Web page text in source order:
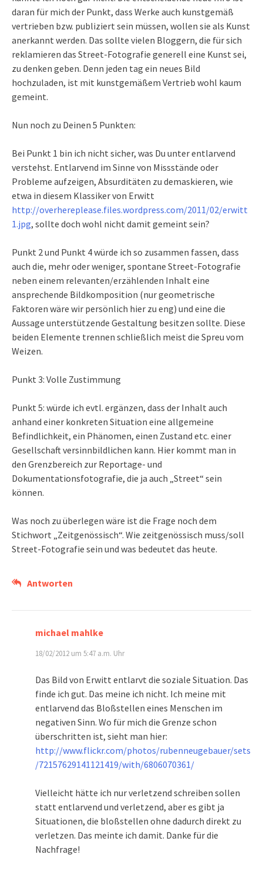
daran für mich der Punkt, dass Werke auch kunstgemäß
vertrieben bzw. publiziert sein müssen, wollen sie als Kunst
anerkannt werden. Das sollte vielen Bloggern, die für sich
reklamieren das Street-Fotografie generell eine Kunst sei,
zu denken geben. Denn jeden tag ein neues Bild
hochzuladen, ist mit kunstgemäßem Vertrieb wohl kaum
gemeint.
Nun noch zu Deinen 5 Punkten:
Bei Punkt 1 bin ich nicht sicher, was Du unter entlarvend
verstehst. Entlarvend im Sinne von Missstände oder
Probleme aufzeigen, Absurditäten zu demaskieren, wie
etwa in diesem Klassiker von Erwitt
http://overhereplease.files.wordpress.com/2011/02/erwitt
1.jpg, sollte doch wohl nicht damit gemeint sein?
Punkt 2 und Punkt 4 würde ich so zusammen fassen, dass
auch die, mehr oder weniger, spontane Street-Fotografie
neben einem relevanten/erzählenden Inhalt eine
ansprechende Bildkomposition (nur geometrische
Faktoren wäre wir persönlich hier zu eng) und eine die
Aussage unterstützende Gestaltung besitzen sollte. Diese
beiden Elemente trennen schließlich meist die Spreu vom
Weizen.
Punkt 3: Volle Zustimmung
Punkt 5: würde ich evtl. ergänzen, dass der Inhalt auch
anhand einer konkreten Situation eine allgemeine
Befindlichkeit, ein Phänomen, einen Zustand etc. einer
Gesellschaft versinnbildlichen kann. Hier kommt man in
den Grenzbereich zur Reportage- und
Dokumentationsfotografie, die ja auch „Street“ sein
können.
Was noch zu überlegen wäre ist die Frage noch dem
Stichwort „Zeitgenössisch“. Wie zeitgenössisch muss/soll
Street-Fotografie sein und was bedeutet das heute.
Antworten
michael mahlke
18/02/2012 um 5:47 a.m. Uhr
Das Bild von Erwitt entlarvt die soziale Situation. Das
finde ich gut. Das meine ich nicht. Ich meine mit
entlarvend das Bloßstellen eines Menschen im
negativen Sinn. Wo für mich die Grenze schon
überschritten ist, sieht man hier:
http://www.flickr.com/photos/rubenneugebauer/sets
/72157629141121419/with/6806070361/
Vielleicht hätte ich nur verletzend schreiben sollen
statt entlarvend und verletzend, aber es gibt ja
Situationen, die bloßstellen ohne dadurch direkt zu
verletzen. Das meinte ich damit. Danke für die
Nachfrage!